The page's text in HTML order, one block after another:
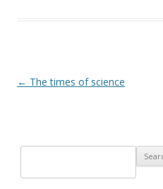
Post navigation
← The times of science